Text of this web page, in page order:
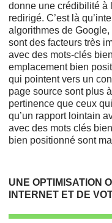
donne une crédibilité à
redirigé. C’est là
algorithmes de
sont des facteurs très
avec des mots-clés
emplacement bien
qui pointent vers un
page source sont plus
pertinence que ceux
qu’un rapport lointain
avec des mots clés
bien positionné sont
UNE OPTIMISATION
INTERNET ET DE